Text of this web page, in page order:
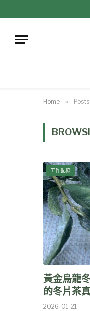
Home »
工作記錄
黃金烏龍
的冬片茶
2026-01-21